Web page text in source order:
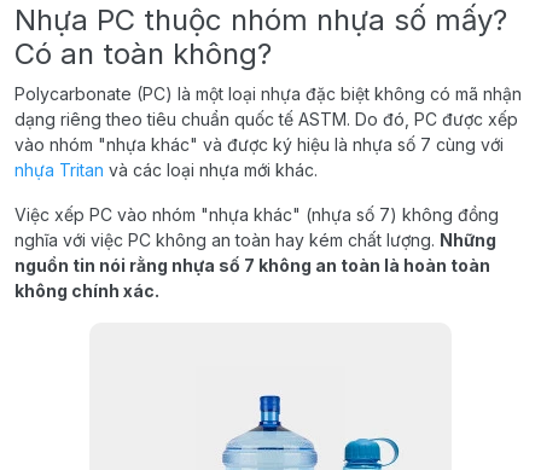
Nhựa PC thuộc nhóm nhựa số mấy?
Có an toàn không?
Polycarbonate (PC) là một loại nhựa đặc biệt không có mã nhận
dạng riêng theo tiêu chuẩn quốc tế ASTM. Do đó, PC được xếp
vào nhóm "nhựa khác" và được ký hiệu là nhựa số 7 cùng với
nhựa Tritan và các loại nhựa mới khác.
Việc xếp PC vào nhóm "nhựa khác" (nhựa số 7) không đồng
nghĩa với việc PC không an toàn hay kém chất lượng. Những
nguồn tin nói rằng nhựa số 7 không an toàn là hoàn toàn
không chính xác.